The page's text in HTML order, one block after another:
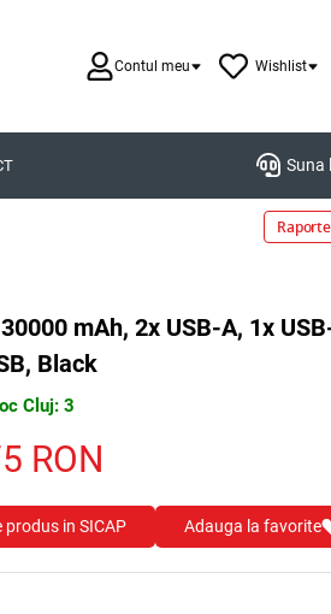
Contul meu Wishlist
Suna
mAh, 2x USB-A, 1x
Black
Cluj: 3
RON
in SICAP Adauga la favorite